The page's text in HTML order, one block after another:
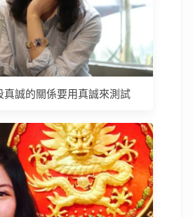
真誠的關係要用真誠來測試